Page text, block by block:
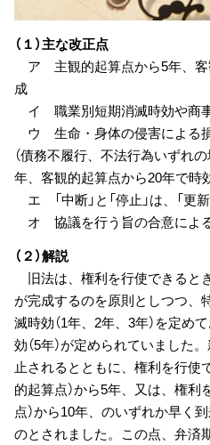
（１）主な改正点
ア 主観的起算点から5年、客
成
イ 職業別短期消滅時効や商
ウ 生命・身体の侵害による
（債務不履行、不法行為いずれ
年、客観的起算点から20年で時
エ 「中断」と「停止」は、「更
オ 協議を行う旨の合意によ
（２）解説
旧法は、権利を行使できると
が完成するのを原則としつつ、
滅時効（1年、2年、3年）を定め
効（5年）が定められていました
止されるとともに、権利を行使
的起算点）から5年、又は、権利
点）から10年、のいずれか早く
のとされました。この点、弁済